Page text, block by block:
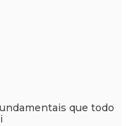
que todo